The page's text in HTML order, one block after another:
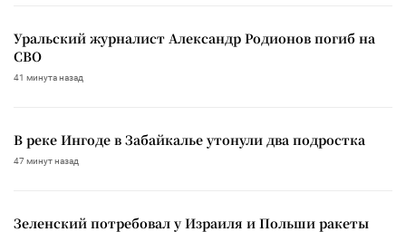
Уральский журналист Александр Родионов погиб на
СВО
41 минута назад
В реке Ингоде в Забайкалье утонули два подростка
47 минут назад
Зеленский потребовал у Израиля и Польши ракеты